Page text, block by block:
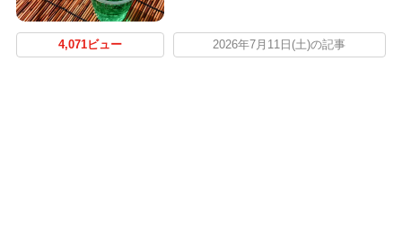
4,071ビュー 2026年7月11日(土)の記事